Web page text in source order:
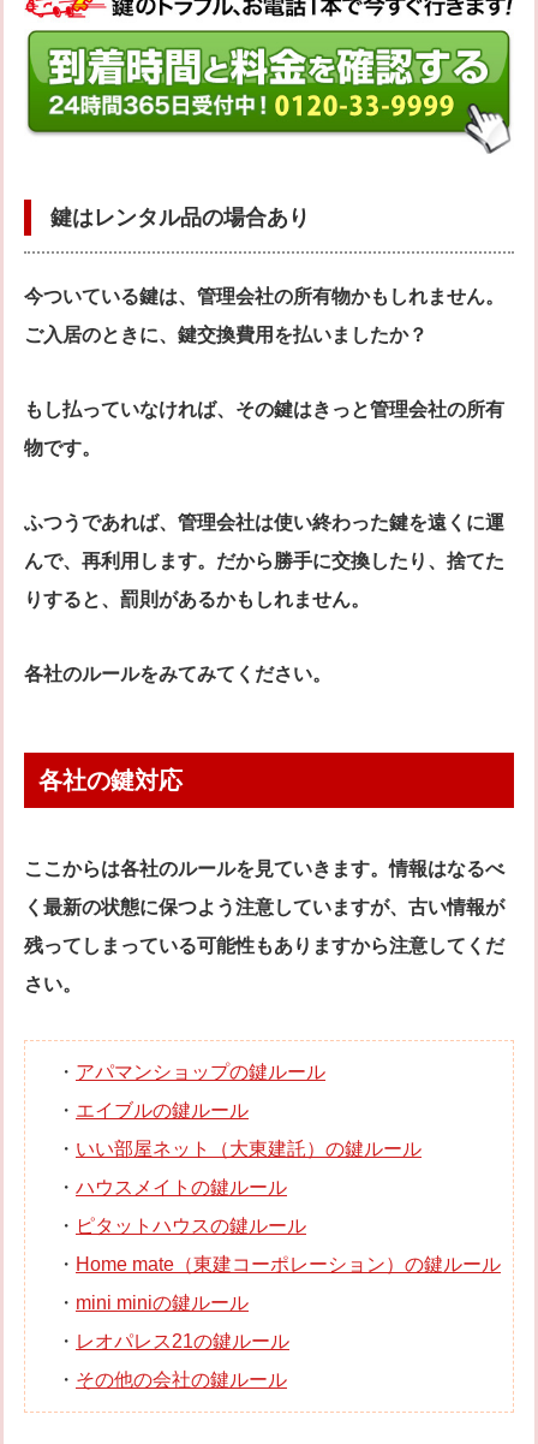
鍵はレンタル品の場合あり
今ついている鍵は、管理会社の所有物かもしれません。
ご入居のときに、鍵交換費用を払いましたか？
もし払っていなければ、その鍵はきっと管理会社の所有
物です。
ふつうであれば、管理会社は使い終わった鍵を遠くに運
んで、再利用します。だから勝手に交換したり、捨てた
りすると、罰則があるかもしれません。
各社のルールをみてみてください。
各社の鍵対応
ここからは各社のルールを見ていきます。情報はなるべ
く最新の状態に保つよう注意していますが、古い情報が
残ってしまっている可能性もありますから注意してくだ
さい。
・ アパマンショップの鍵ルール
・ エイブルの鍵ルール
・ いい部屋ネット（大東建託）の鍵ルール
・ ハウスメイトの鍵ルール
・ ピタットハウスの鍵ルール
・ Home mate（東建コーポレーション）の鍵ルール
・ mini miniの鍵ルール
・ レオパレス21の鍵ルール
・ その他の会社の鍵ルール